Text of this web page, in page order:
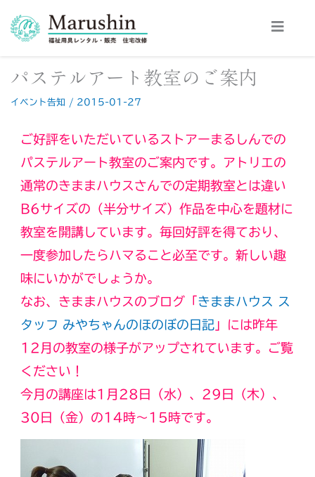
パステルアート教室のご案内
イベント告知 / 2015-01-27
ご好評をいただいているストアーまるしんでの
パステルアート教室のご案内です。アトリエの
通常のきままハウスさんでの定期教室とは違い
B6サイズの（半分サイズ）作品を中心を題材に
教室を開講しています。毎回好評を得ており、
一度参加したらハマること必至です。新しい趣
味にいかがでしょうか。
なお、きままハウスのブログ「 きままハウス ス
タッフ みやちゃんのほのぼの日記」には昨年
12月の教室の様子がアップされています。ご覧
ください！
今月の講座は1月28日（水）、29日（木）、
30日（金）の14時～15時です。